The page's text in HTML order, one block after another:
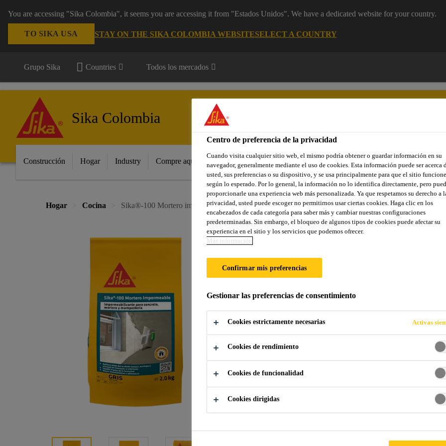
You are accessing "Sika Colombia", it seems you are accessing it from "Estados Unidos". We have a dedicated website for your country.
TO SIKA USA STAY ON THE SIKA COLOMBIA WEBSITESELECT A COUNTRY
Grupo Sika Countries Todos los mercados
Sika Colombia
Construcción Hogar Industry Compre aquí Proyectos de Referencia Documentos Somos Sika Centro de
Hogar Cocina Sika®-100 Mortero impermeable
Sika®-100
Impermeabilizante para concreto y
Sika®-100 Mortero impermeable
es un
Impide el paso de la humedad.
Mayor manejabilidad y adherencia.
Fácil de aplicar.
Centro de preferencia de la privacidad
Cuando visita cualquier sitio web, el mismo podría obtener o guardar información en su
navegador, generalmente mediante el uso de cookies. Esta información puede ser acerca
usted, sus preferencias o su dispositivo, y se usa principalmente para que el sitio funcione
según lo esperado. Por lo general, la información no lo identifica directamente, pero
proporcionarle una experiencia web más personalizada. Ya que respetamos su derecho a
privacidad, usted puede escoger no permitirnos usar ciertas cookies. Haga clic en los
encabezados de cada categoría para saber más y cambiar nuestras configuraciones
predeterminadas. Sin embargo, el bloqueo de algunos tipos de cookies puede afectar su
experiencia en el sitio y los servicios que podemos ofrecer.
Más información
Confirmar mis preferencias
Gestionar las preferencias de consentimiento
Cookies estrictamente necesarias Activas
Cookies de rendimiento
Cookies de funcionalidad
Cookies dirigidas